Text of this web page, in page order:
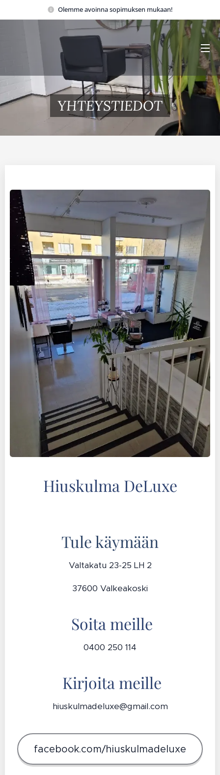
Olemme avoinna sopimuksen mukaan!
YHTEYSTIEDOT
Hiuskulma DeLuxe
Tule käymään
Valtakatu 23-25 LH 2
37600 Valkeakoski
Soita meille
0400 250 114
Kirjoita meille
hiuskulmadeluxe@gmail.com
facebook.com/hiuskulmadeluxe